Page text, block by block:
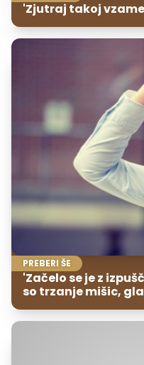
'Zjutraj takoj
PREBERI ŠE
'Začelo se je z
so trzanje mišic,